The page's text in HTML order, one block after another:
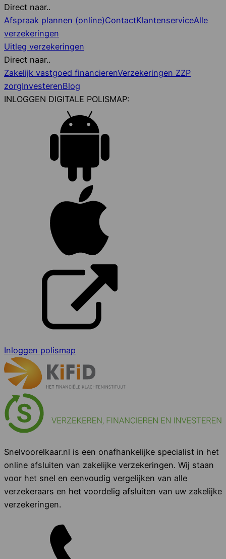
Direct naar..
Afspraak plannen (online)ContactKlantenserviceAlle
verzekeringen
Uitleg verzekeringen
Direct naar..
Zakelijk vastgoed financierenVerzekeringen ZZP
zorgInvesterenBlog
INLOGGEN DIGITALE POLISMAP:
Inloggen polismap
Snelvoorelkaar.nl is een onafhankelijke specialist in het
online afsluiten van zakelijke verzekeringen. Wij staan
voor het snel en eenvoudig vergelijken van alle
verzekeraars en het voordelig afsluiten van uw zakelijke
verzekeringen.